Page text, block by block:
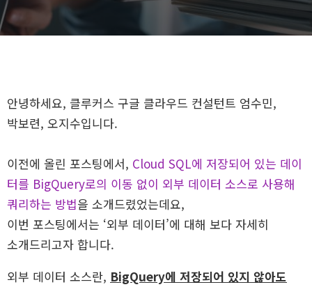
안녕하세요, 클루커스 구글 클라우드 컨설턴트 엄수민,
박보련, 오지수입니다.
이전에 올린 포스팅에서, Cloud SQL에 저장되어 있는 데이
터를 BigQuery로의 이동 없이 외부 데이터 소스로 사용해
쿼리하는 방법을 소개드렸었는데요,
이번 포스팅에서는 ‘외부 데이터’에 대해 보다 자세히
소개드리고자 합니다.
외부 데이터 소스란, BigQuery에 저장되어 있지 않아도